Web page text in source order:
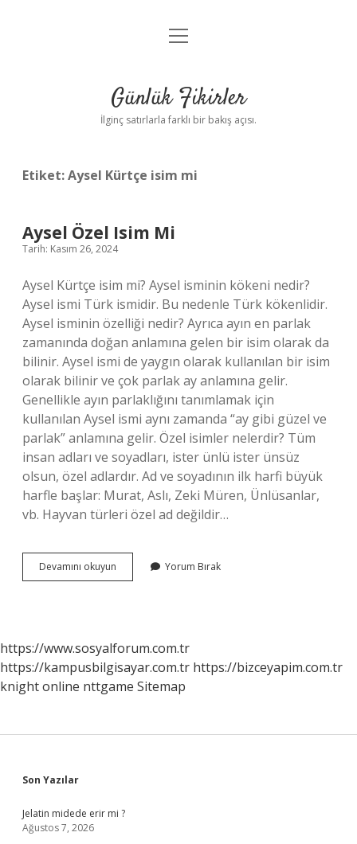
Anasayfa
Yasal Uyarı
menüyü
Günlük Fikirler
İlginç satırlarla farklı bir bakış açısı.
Etiket:Aysel Kürtçe isim mi
Aysel Özel Isim Mi
Tarih: Kasım 26, 2024
Aysel Kürtçe isim mi? Aysel isminin kökeni nedir?
Aysel ismi Türk ismidir. Bu nedenle Türk kökenlidir.
Aysel isminin özelliği nedir? Ayrıca ayın en parlak
zamanında doğan anlamına gelen bir isim olarak da
bilinir. Aysel ismi de yaygın olarak kullanılan bir isim
olarak bilinir ve çok parlak ay anlamına gelir.
Genellikle ayın parlaklığını tanımlamak için
kullanılan Aysel ismi aynı zamanda “ay gibi güzel ve
parlak” anlamına gelir. Özel isimler nelerdir? Tüm
insan adları ve soyadları, ister ünlü ister ünsüz
olsun, özel adlardır. Ad ve soyadının ilk harfi büyük
harfle başlar: Murat, Aslı, Zeki Müren, Ünlüsanlar,
vb. Hayvan türleri özel ad değildir…
Devamını okuyun
Özel
Yorum Bırak
https://www.sosyalforum.com.tr
https://kampusbilgisayar.com.tr https://bizceyapim.com.tr
knight online nttgame Sitemap
Sidebar
Son Yazılar
Jelatin midede erir mi ?
Ağustos 7, 2026